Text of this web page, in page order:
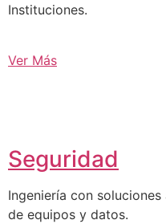
Instituciones.
Ver Más
Seguridad
Ingeniería con
de equipos y datos.